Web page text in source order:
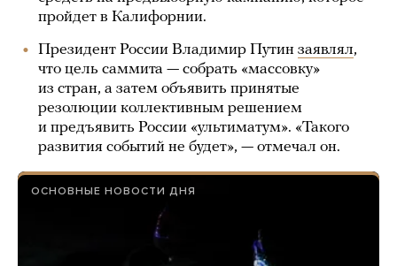
пройдет в Калифорнии.
Президент России Владимир Путин заявлял,
что цель саммита — собрать «массовку»
из стран, а затем объявить принятые
резолюции коллективным решением
и предъявить России «ультиматум». «Такого
развития событий не будет», — отмечал он.
ОСНОВНЫЕ НОВОСТИ ДНЯ